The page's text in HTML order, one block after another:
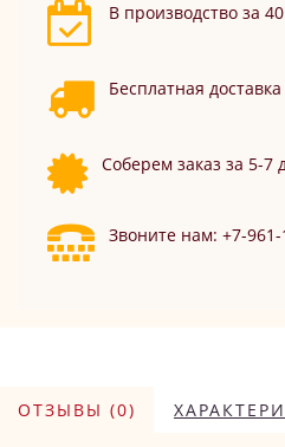
В производство за
Бесплатная
Соберем заказ за 5-7
Звоните нам: +7-961-
ОТЗЫВЫ (0)